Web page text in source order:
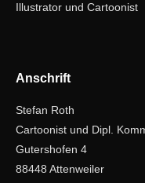
Illustrator und Cartoonist
Anschrift
Stefan Roth
Cartoonist und Dipl.
Gutershofen 4
88448 Attenweiler